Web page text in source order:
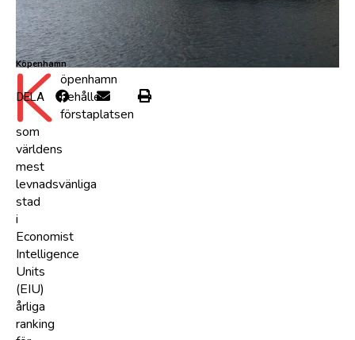
Köpenhamn
K öpenhamn
behåller
förstaplatsen
som
världens
mest
levnadsvänliga
stad
i
Economist
Intelligence
Units
(EIU)
årliga
ranking
DELA